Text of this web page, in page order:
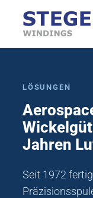
LÖSUNGEN
Jahren
Seit 1972